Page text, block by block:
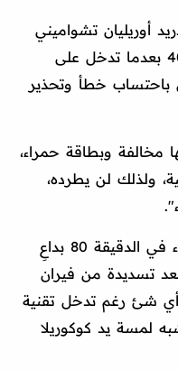
أوريليان تشواميني
كان يستحق الطرد في الدقيقة 40 بعدما تدخل على
باحتساب خطأ وتحذير
مخالفة وبطاقة حمراء،
ولذلك لن يطرده،
وعن مطالبة برشلونة بضربة جزاء في الدقيقة 80 بداعِ
تسديدة من فيران
شئ رغم تدخل تقنية
لمسة يد كوكوريلا